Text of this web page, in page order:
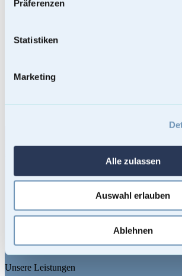
Präferenzen
Statistiken
Marketing
Alle zulassen
Auswahl erlauben
Ablehnen
Kostenloser Versand
Urnen kaufen
Künstler-Urnen
Grabsteine
Unsere Leistungen